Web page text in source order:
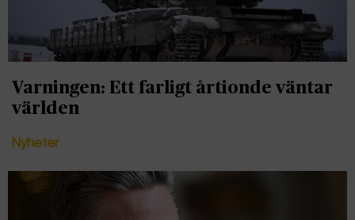
Varningen: Ett farligt årtionde väntar
världen
Nyheter